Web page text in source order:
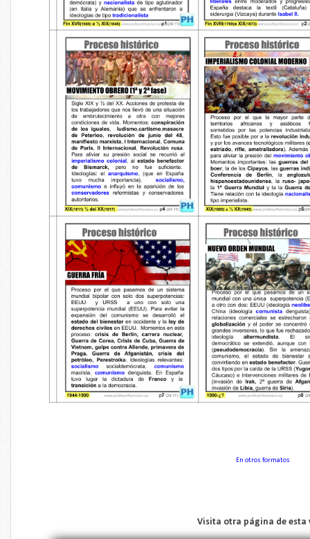
En otros formatos
Visita otra página de esta